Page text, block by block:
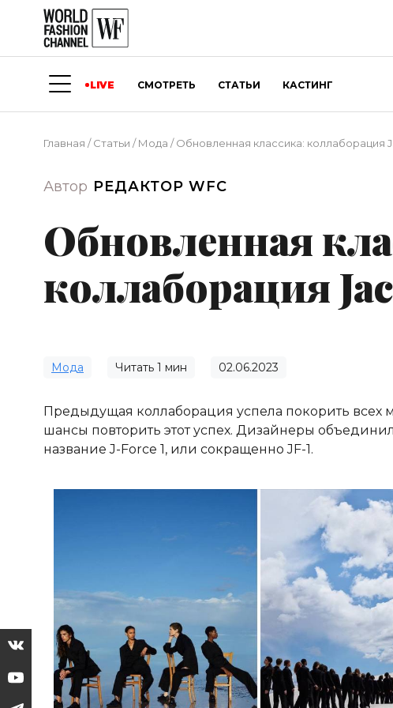
LIVE СМОТРЕТЬ СТАТЬИ КАСТИНГ
Главная /Статьи /Мода /Обновленная классика: коллаборация
Автор РЕДАКТОР WFC
Обновленная
коллаборация
Мода Читать 1 мин 02.06.2023
Предыдущая коллаборация успела покорить всех
шансы повторить этот успех. Дизайнеры
название J-Force 1, или сокращенно JF-1.